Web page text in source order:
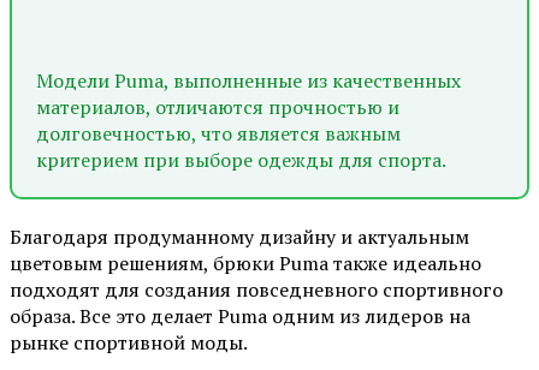
Модели Puma, выполненные из качественных
материалов, отличаются прочностью и
долговечностью, что является важным
критерием при выборе одежды для спорта.
Благодаря продуманному дизайну и актуальным
цветовым решениям, брюки Puma также идеально
подходят для создания повседневного спортивного
образа. Все это делает Puma одним из лидеров на
рынке спортивной моды.